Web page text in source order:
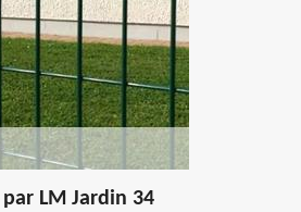
LM Jardin 34